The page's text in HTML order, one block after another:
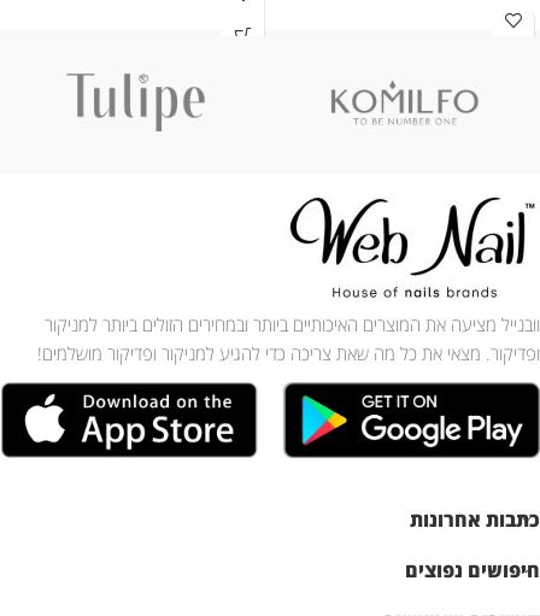
וובנייל מציעה את המוצרים האיכותיים ביותר ובמחירים הזולים ביותר למניקור
ופדיקור. מצאי את כל מה שאת צריכה כדי להגיע למניקור ופדיקור מושלמים!
כתבות אחרונות
חיפושים נפוצים